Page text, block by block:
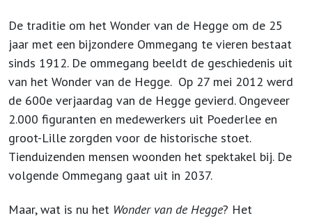
De traditie om het Wonder van de Hegge om de 25
jaar met een bijzondere Ommegang te vieren bestaat
sinds 1912. De ommegang beeldt de geschiedenis uit
van het Wonder van de Hegge. Op 27 mei 2012 werd
de 600e verjaardag van de Hegge gevierd. Ongeveer
2.000 figuranten en medewerkers uit Poederlee en
groot-Lille zorgden voor de historische stoet.
Tienduizenden mensen woonden het spektakel bij. De
volgende Ommegang gaat uit in 2037.
Maar, wat is nu het Wonder van de Hegge? Het